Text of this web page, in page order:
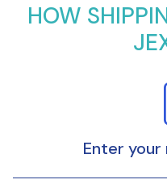
HOW
Enter